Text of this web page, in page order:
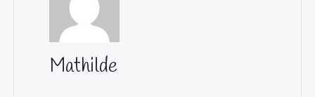
Mathilde